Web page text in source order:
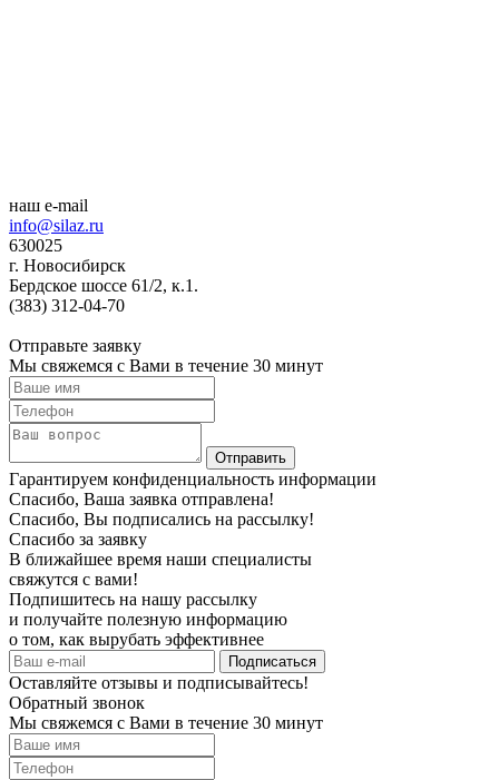
наш e-mail
info@silaz.ru
630025
г. Новосибирск
Бердское шоссе 61/2, к.1.
(383) 312-04-70
Отправьте заявку
Мы свяжемся с Вами в течение 30 минут
Гарантируем конфиденциальность информации
Спасибо, Ваша заявка отправлена!
Спасибо, Вы подписались на рассылку!
Спасибо за заявку
В ближайшее время наши специалисты
свяжутся с вами!
Подпишитесь на нашу рассылку
и получайте полезную информацию
о том, как вырубать эффективнее
Оставляйте отзывы и подписывайтесь!
Обратный звонок
Мы свяжемся с Вами в течение 30 минут